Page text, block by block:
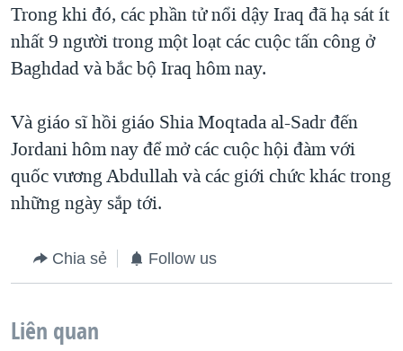
QUAN HỆ VIỆT MỸ
Trong khi đó, các phần tử nổi dậy Iraq đã hạ sát ít
nhất 9 người trong một loạt các cuộc tấn công ở
Baghdad và bắc bộ Iraq hôm nay.
Và giáo sĩ hồi giáo Shia Moqtada al-Sadr đến
Jordani hôm nay để mở các cuộc hội đàm với
quốc vương Abdullah và các giới chức khác trong
những ngày sắp tới.
Chia sẻ Follow us
Liên quan